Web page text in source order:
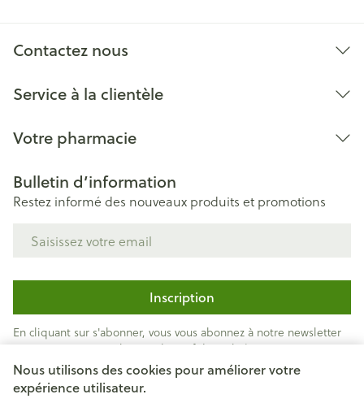
Nous utilisons des cookies pour améliorer votre
expérience utilisateur.
Contactez nous
Service à la clientèle
Votre pharmacie
Bulletin d’information
Restez informé des nouveaux produits et promotions
Inscription
En cliquant sur s'abonner, vous vous abonnez à notre newsletter
et acceptez notrepolitique de confidentialité.